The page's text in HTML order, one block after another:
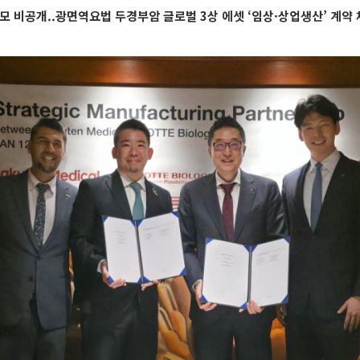
공개..광면역요법 두경부암 글로벌 3상 에셋 ‘임상·상업생산’ 계약